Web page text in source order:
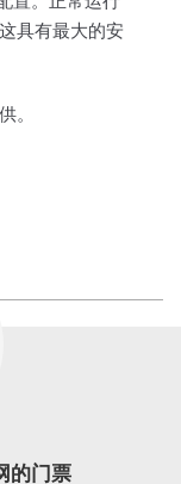
具有最大的安
。
的门票